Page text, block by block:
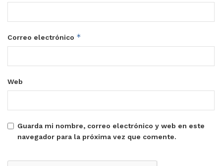
Correo electrónico *
Web
Guarda mi nombre, correo electrónico y web en este
navegador para la próxima vez que comente.